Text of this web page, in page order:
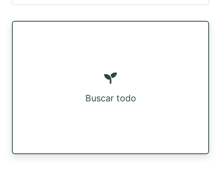
Buscar todo